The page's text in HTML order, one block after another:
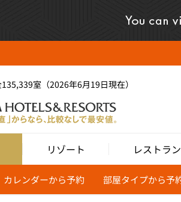
室（2026年6月19日現在）
リゾート レストラ
カレンダーから予約 部屋タイプから予